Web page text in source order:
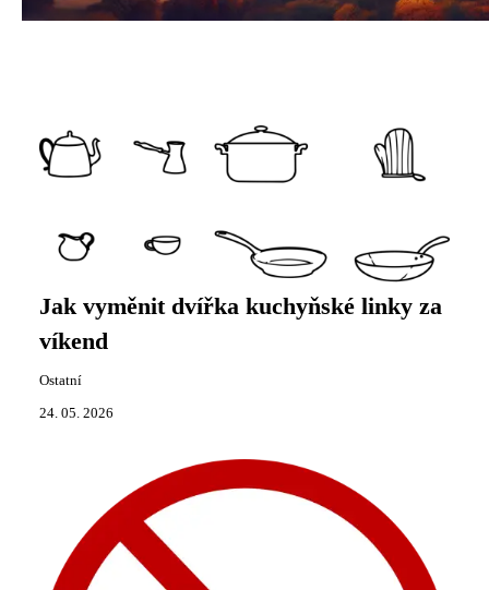
Jak vyměnit dvířka kuchyňské linky za
víkend
Ostatní
24. 05. 2026